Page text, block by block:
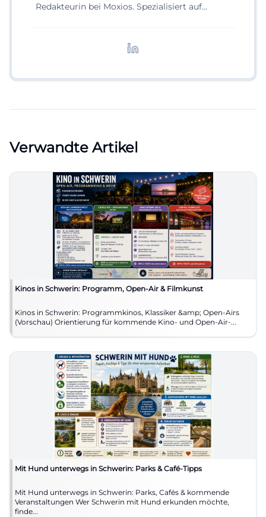
Redakteurin bei Moxios. Spezialisiert auf
Verwandte Artikel
Kinos in Schwerin: Programm, Open-Air & Filmkunst
Kinos in Schwerin: Programmkinos, Klassiker &amp; Open-Airs
(Vorschau) Orientierung für kommende Kino- und Open-Air-...
Mit Hund unterwegs in Schwerin: Parks & Café-Tipps
Mit Hund unterwegs in Schwerin: Parks, Cafés & kommende
Veranstaltungen Wer Schwerin mit Hund erkunden möchte,
finde...